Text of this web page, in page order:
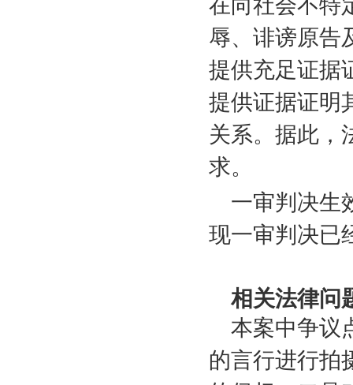
在向社会不特
辱、诽谤原告
提供充足证据
提供证据证明
关系。据此，
求。
一审判决生
现一审判决已
相关法律问
本案中争议
的言行进行拍